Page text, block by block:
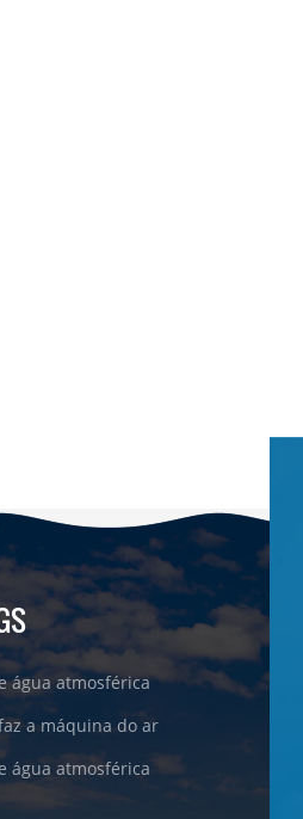
água atmosférica
a máquina do ar
água atmosférica